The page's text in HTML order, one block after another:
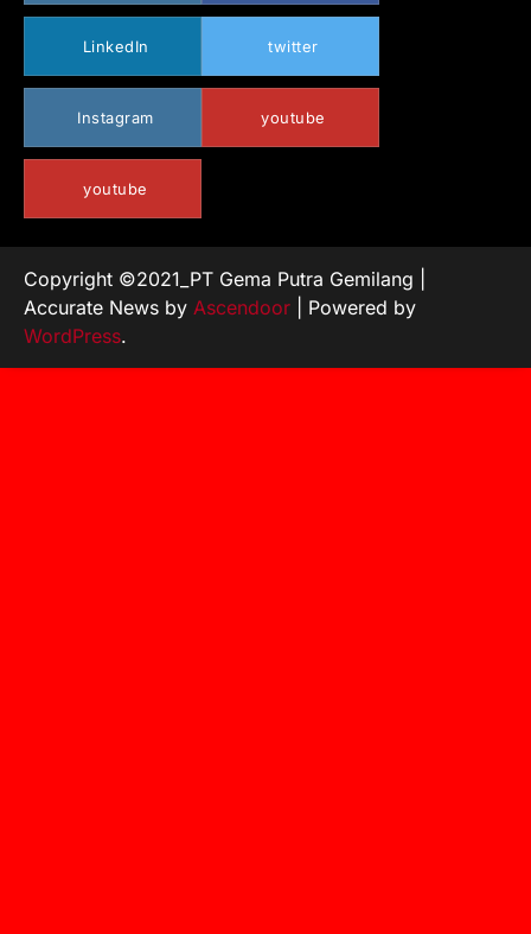
LinkedIn twitter
Instagram youtube
youtube
Copyright ©2021_PT Gema Putra Gemilang |
Accurate News by Ascendoor | Powered by
WordPress.